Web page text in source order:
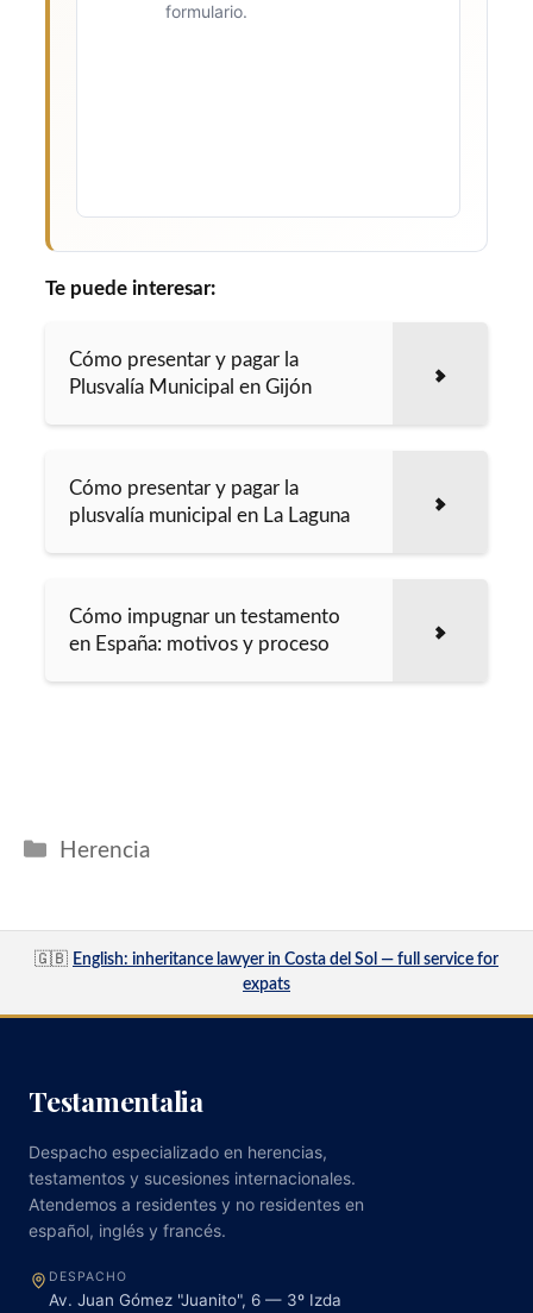
formulario.
Te puede interesar:
Cómo presentar y pagar la
Plusvalía Municipal en Gijón
Cómo presentar y pagar la
plusvalía municipal en La Laguna
Cómo impugnar un testamento
en España: motivos y proceso
Categorías
Herencia
🇬🇧 English: inheritance lawyer in Costa del Sol — full service for
expats
Testamentalia
Despacho especializado en herencias,
testamentos y sucesiones internacionales.
Atendemos a residentes y no residentes en
español, inglés y francés.
DESPACHO
Av. Juan Gómez "Juanito", 6 — 3º Izda